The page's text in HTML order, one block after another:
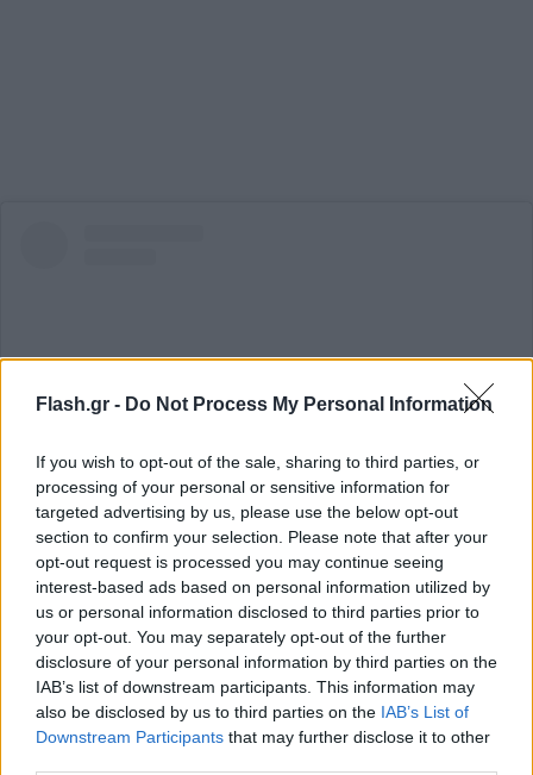
Flash.gr - Do Not Process My Personal Information
If you wish to opt-out of the sale, sharing to third parties, or
processing of your personal or sensitive information for
targeted advertising by us, please use the below opt-out
section to confirm your selection. Please note that after your
opt-out request is processed you may continue seeing
interest-based ads based on personal information utilized by
us or personal information disclosed to third parties prior to
your opt-out. You may separately opt-out of the further
disclosure of your personal information by third parties on the
IAB’s list of downstream participants. This information may
also be disclosed by us to third parties on the IAB’s List of
Downstream Participants that may further disclose it to other
Δείτε αυτή τη δημοσίευση στο Instagram.